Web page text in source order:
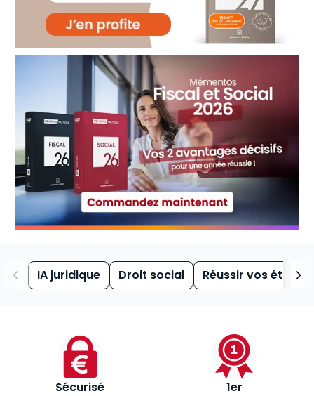
IA juridique Droit social Réussir vos études
Sécurisé 1er